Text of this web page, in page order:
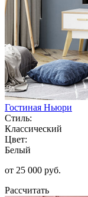
Гостиная Ньюри
Стиль:
Классический
Цвет:
Белый
от 25 000 руб.
Рассчитать